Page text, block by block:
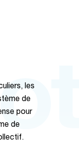
les
de
pour
de